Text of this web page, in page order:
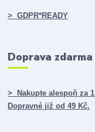
> GDPR*READY
Doprava zdarma
> Nakupte alespoň za
Dopravné již od 49 Kč.